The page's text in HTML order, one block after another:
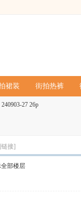
裙装 街拍热裤
240903-27 26p
链接]
全部楼层